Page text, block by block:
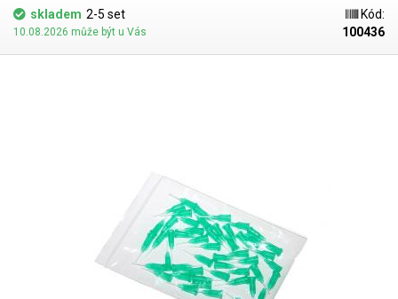
skladem 2-5 set
10.08.2026 může být u Vás
Kód:
100436